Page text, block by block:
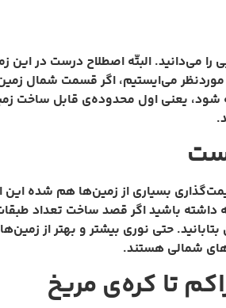
را می‌دانید. البتّه اصطلاح درست در
می‌ایستیم، اگر قسمت شمال
یعنی اول محدوده‌ی قابل ساخت
بسیاری از زمین‌ها هم شده
باشید اگر قصد ساخت تعداد طبقات
حتی نوری بیشتر و بهتر از
شمالی هستند.
تا کره‌ی مریخ